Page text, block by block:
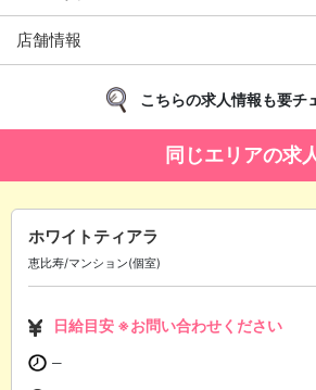
店舗情報
こちらの求人情報も要チ
同じエリアの求
ホワイトティアラ
恵比寿/マンション(個室)
日給目安 ※お問い合わせください
─